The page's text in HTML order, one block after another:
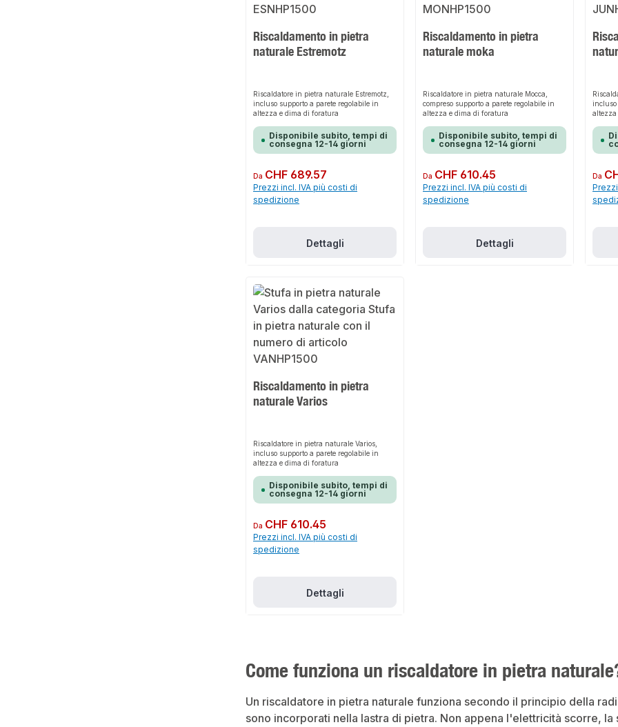
Riscaldamento in pietra
naturale Estremotz
Riscaldatore in pietra naturale Estremotz,
incluso supporto a parete regolabile in
altezza e dima di foratura
Disponibile subito, tempi di
consegna 12-14 giorni
Prezzo normale:
Da CHF 689.57
Prezzi incl. IVA più costi di
spedizione
Dettagli
Riscaldamento in pietra
naturale moka
Riscaldatore in pietra naturale Mocca,
compreso supporto a parete regolabile in
altezza e dima di foratura
Disponibile subito, tempi di
consegna 12-14 giorni
Prezzo normale:
Da CHF 610.45
Prezzi incl. IVA più costi di
spedizione
Dettagli
incluso
Prezzo
Da
Riscaldamento in pietra
naturale Varios
Riscaldatore in pietra naturale Varios,
incluso supporto a parete regolabile in
altezza e dima di foratura
Disponibile subito, tempi di
consegna 12-14 giorni
Prezzo normale:
Da CHF 610.45
Prezzi incl. IVA più costi di
spedizione
Dettagli
Come funziona un riscaldatore in pietra
Un riscaldatore in pietra naturale funziona secondo il principio della
sono incorporati nella lastra di pietra. Non appena l'elettricità scorre,